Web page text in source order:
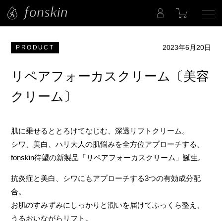
PRODUCT 2023年6月20日
リペアフォーカスクリーム〔美容
クリーム〕
肌に乗せるととろけてなじむ、深透リフトクリーム。
シワ、美白、ハリ大人の肌悩みを全方位アプローチする、
fonskin待望の新製品「リペアフォーカスクリーム」誕生。
抗炎症と美白、シワにもアプローチする3つの有効成分配
合。
お肌のすみずみにしっかりと潤いを届けてふっくら整え、
うるおいながらリフト。